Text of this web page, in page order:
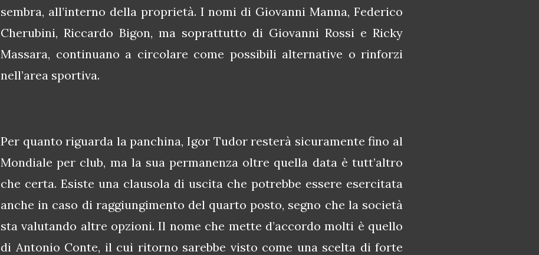
sembra, all’interno della proprietà. I nomi di Giovanni Manna, Federico
Cherubini, Riccardo Bigon, ma soprattutto di Giovanni Rossi e Ricky
Massara, continuano a circolare come possibili alternative o rinforzi
nell’area sportiva.
Per quanto riguarda la panchina, Igor Tudor resterà sicuramente fino al
Mondiale per club, ma la sua permanenza oltre quella data è tutt’altro
che certa. Esiste una clausola di uscita che potrebbe essere esercitata
anche in caso di raggiungimento del quarto posto, segno che la società
sta valutando altre opzioni. Il nome che mette d’accordo molti è quello
di Antonio Conte, il cui ritorno sarebbe visto come una scelta di forte